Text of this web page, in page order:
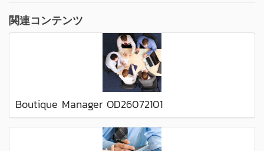
関連コンテンツ
Boutique Manager OD26072101